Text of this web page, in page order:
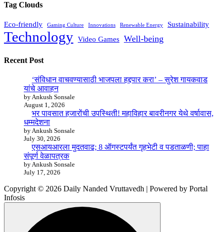
Tag Clouds
Eco-friendly Gaming Culture Innovations Renewable Energy Sustainability
Technology Video Games Well-being
Recent Post
‘संविधान वाचवण्यासाठी भाजपला हद्दपार करा’ – सुरेश गायकवाड
यांचे आवाहन
by Ankush Sonsale
August 1, 2026
भर पावसात हजारोंची उपस्थिती! महाविहार बावरीनगर येथे वर्षावास,
धम्मदेशना
by Ankush Sonsale
July 30, 2026
एसआयआरला मुदतवाढ; 8 ऑगस्टपर्यंत गृहभेटी व पडताळणी; पाहा
संपूर्ण वेळापत्रक
by Ankush Sonsale
July 17, 2026
Copyright © 2026 Daily Nanded Vruttavedh | Powered by Portal
Infosis